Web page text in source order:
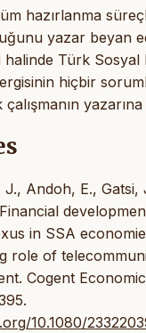
hazırlanma
yazar beyan
Türk Sosyal
hiçbir
yazarına
Andoh, E., Gatsi,
in SSA
role of
Cogent
10.1080/